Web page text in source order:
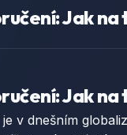
Jak
Jak
v dnešním